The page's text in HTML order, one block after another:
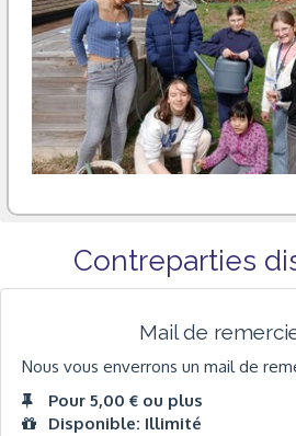
Contreparties
Mail de
Nous vous enverrons un mail de
Pour 5,00 € ou plus
Disponible: Illimité